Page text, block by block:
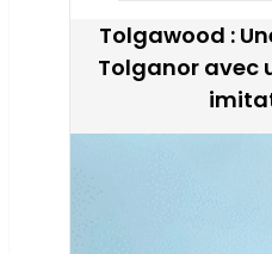
Tolgawood :
Tolganor avec